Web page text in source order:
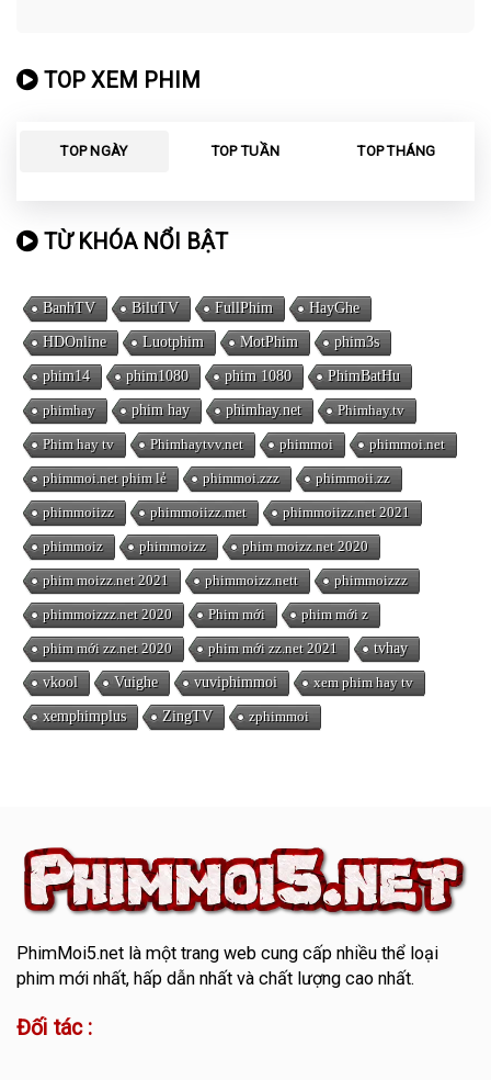
TOP XEM PHIM
TOP NGÀY TOP TUẦN TOP THÁNG
TỪ KHÓA NỔI BẬT
BanhTV BiluTV FullPhim HayGhe
HDOnline Luotphim MotPhim phim3s
phim14 phim1080 phim 1080 PhimBatHu
phimhay phim hay phimhay.net Phimhay.tv
Phim hay tv Phimhaytvv.net phimmoi phimmoi.net
phimmoi.net phim lẻ phimmoi.zzz phimmoii.zz
phimmoiizz phimmoiizz.met phimmoiizz.net 2021
phimmoiz phimmoizz phim moizz.net 2020
phim moizz.net 2021 phimmoizz.nett phimmoizzz
phimmoizzz.net 2020 Phim mới phim mới z
phim mới zz.net 2020 phim mới zz.net 2021 tvhay
vkool Vuighe vuviphimmoi xem phim hay tv
xemphimplus ZingTV zphimmoi
PhimMoi5.netlà một trang web cung cấp nhiều thể loại
phim mới nhất, hấp dẫn nhất và chất lượng cao nhất.
Đối tác :